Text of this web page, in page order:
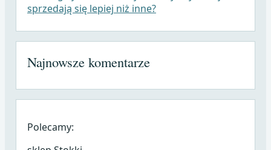
sprzedają się lepiej niż inne?
Najnowsze komentarze
Polecamy: